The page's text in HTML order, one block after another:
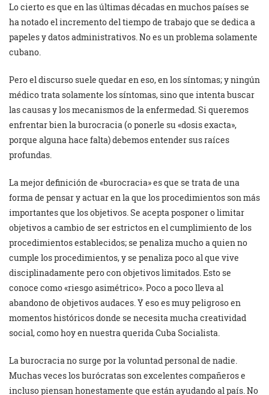
Lo cierto es que en las últimas décadas en muchos países se
ha notado el incremento del tiempo de trabajo que se dedica a
papeles y datos administrativos. No es un problema solamente
cubano.
Pero el discurso suele quedar en eso, en los síntomas; y ningún
médico trata solamente los síntomas, sino que intenta buscar
las causas y los mecanismos de la enfermedad. Si queremos
enfrentar bien la burocracia (o ponerle su «dosis exacta»,
porque alguna hace falta) debemos entender sus raíces
profundas.
La mejor definición de «burocracia» es que se trata de una
forma de pensar y actuar en la que los procedimientos son más
importantes que los objetivos. Se acepta posponer o limitar
objetivos a cambio de ser estrictos en el cumplimiento de los
procedimientos establecidos; se penaliza mucho a quien no
cumple los procedimientos, y se penaliza poco al que vive
disciplinadamente pero con objetivos limitados. Esto se
conoce como «riesgo asimétrico». Poco a poco lleva al
abandono de objetivos audaces. Y eso es muy peligroso en
momentos históricos donde se necesita mucha creatividad
social, como hoy en nuestra querida Cuba Socialista.
La burocracia no surge por la voluntad personal de nadie.
Muchas veces los burócratas son excelentes compañeros e
incluso piensan honestamente que están ayudando al país. No